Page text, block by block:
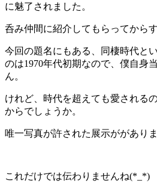
に魅了されました。
呑み仲間に紹介してもらってから
今回の題名にもある、同棲時代と
のは1970年代初期なので、僕自身
ん。
けれど、時代を超えても愛される
からでしょうか。
唯一写真が許された展示ががありま
これだけでは伝わりませんね(*_*)